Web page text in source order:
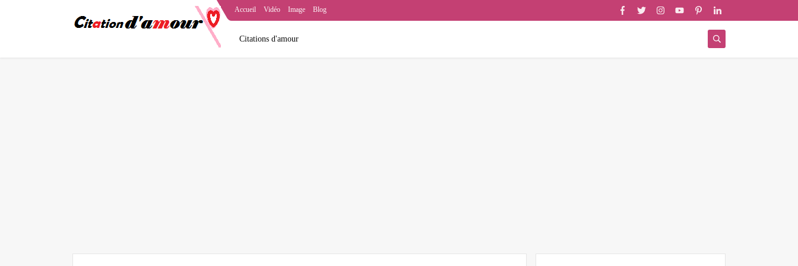
Accueil Vidéo Image Blog
Citations d'amour